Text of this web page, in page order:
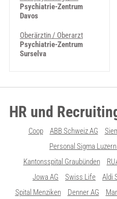
Psychiatrie-Zentrum
Davos
Oberärztin / Oberarzt
Psychiatrie-Zentrum
Surselva
HR und
Coop ABB Schweiz AG
Personal Sigma Luzern
Kantonsspital Graubünden
Jowa AG
Swiss Life Aldi
Spital Menziken
Denner AG